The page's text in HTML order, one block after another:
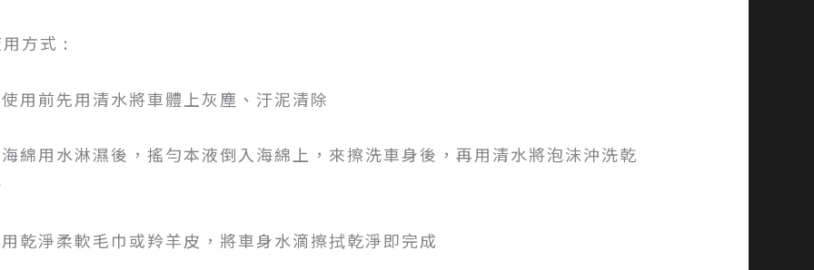
方式 :
用前先用清水將車體上灰塵、汙泥清除
綿用水淋濕後，搖勻本液倒入海綿上，來擦洗車身後，再用清水將泡沫沖洗乾
乾淨柔軟毛巾或羚羊皮，將車身水滴擦拭乾淨即完成